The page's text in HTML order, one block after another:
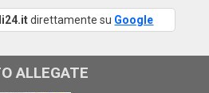
direttamente su Google
ALLEGATE